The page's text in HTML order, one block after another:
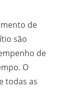
de
são
de
O
todas as